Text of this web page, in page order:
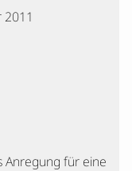
2011
Anregung für eine